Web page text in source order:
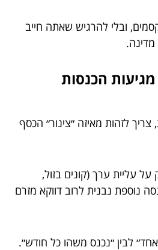
קסמים, ובלי להרגיש שאתה חייב
הכנסות
צריך לזהות מאיזה ״צינור״ הכסף
עליית ערך (קונים בזול,
נוספת נבנית לרוב דווקא מזרם
אחד״ לבין ״נכנס משהו כל חודש״.